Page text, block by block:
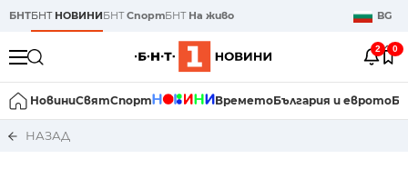
БНТБНТ НОВИНИБНТСпортБНТ На живо BG
2 0
НовиниСвятСпорт ВреметоБългария и еврото
НАЗАД